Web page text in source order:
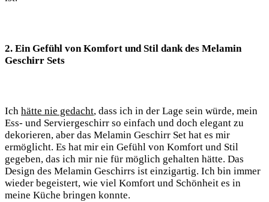
2. Ein Gefühl von Komfort und ​Stil dank des Melamin
Geschirr Sets⁤
Ich hätte ⁤nie gedacht, dass​ ich in⁤ der Lage sein‌ würde, mein
Ess- und ‍Serviergeschirr so einfach und doch elegant zu
dekorieren, aber das Melamin Geschirr Set hat es mir
ermöglicht. Es hat mir ein Gefühl von Komfort und Stil
gegeben, das ich mir nie für möglich gehalten hätte. Das
Design des Melamin Geschirrs ​ist einzigartig. Ich bin immer
wieder begeistert, wie viel Komfort und Schönheit es in​
meine Küche bringen konnte.